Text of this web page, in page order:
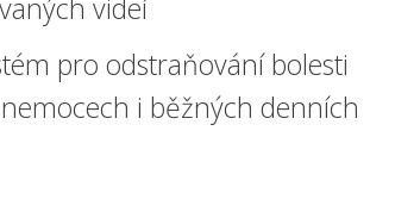
videí
pro odstraňování bolesti
i běžných denních